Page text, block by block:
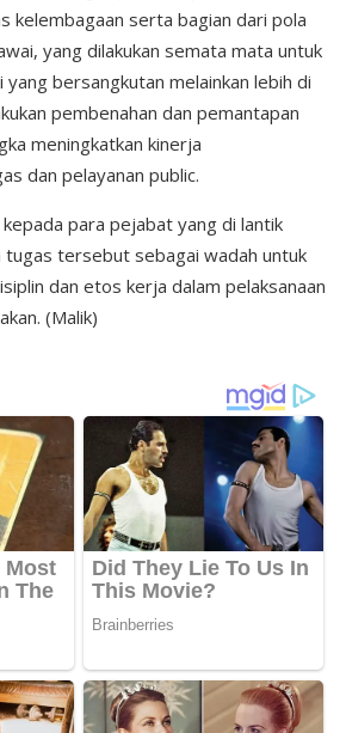
kelembagaan serta bagian dari pola
yang dilakukan semata mata untuk
bersangkutan melainkan lebih di
pembenahan dan pemantapan
meningkatkan kinerja
dan pelayanan public.
para pejabat yang di lantik
tugas tersebut sebagai wadah untuk
dan etos kerja dalam pelaksanaan
(Malik)